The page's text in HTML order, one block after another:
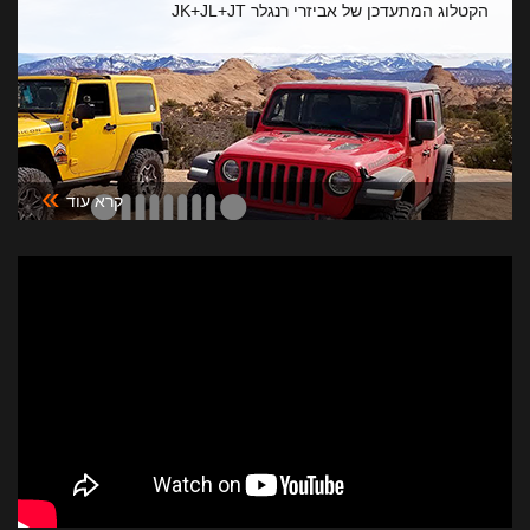
הקטלוג המתעדכן של אביזרי רנגלר JK+JL+JT
קרא עוד »